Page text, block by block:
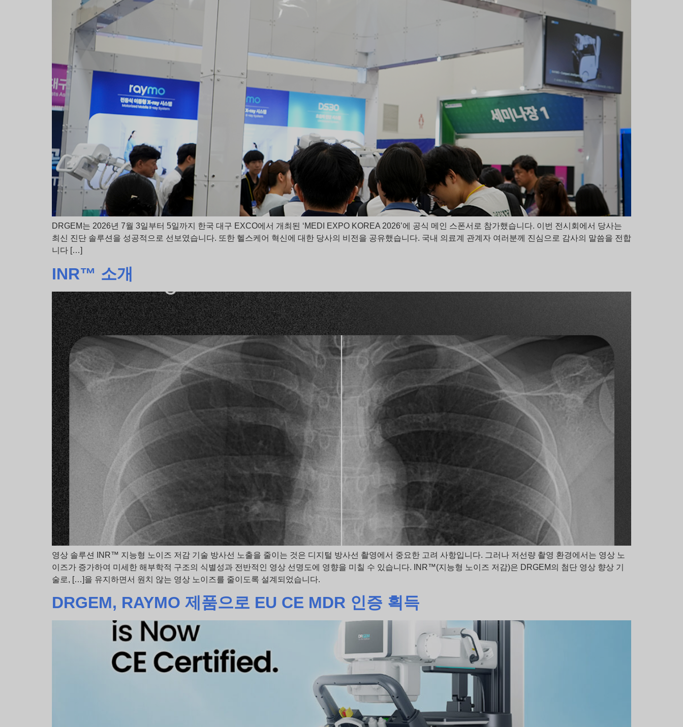
DRGEM는 2026년 7월 3일부터 5일까지 한국 대구 EXCO에서 개최된 ‘MEDI EXPO KOREA 2026’에 공식 메인 스폰서로 참가했습니다. 이번 전시회에서 당사는
최신 진단 솔루션을 성공적으로 선보였습니다. 또한 헬스케어 혁신에 대한 당사의 비전을 공유했습니다. 국내 의료계 관계자 여러분께 진심으로 감사의 말씀을 전합
니다 […]
INR™ 소개
영상 솔루션 INR™ 지능형 노이즈 저감 기술 방사선 노출을 줄이는 것은 디지털 방사선 촬영에서 중요한 고려 사항입니다. 그러나 저선량 촬영 환경에서는 영상 노
이즈가 증가하여 미세한 해부학적 구조의 식별성과 전반적인 영상 선명도에 영향을 미칠 수 있습니다. INR™(지능형 노이즈 저감)은 DRGEM의 첨단 영상 향상 기
술로, […]을 유지하면서 원치 않는 영상 노이즈를 줄이도록 설계되었습니다.
DRGEM, RAYMO 제품으로 EU CE MDR 인증 획득